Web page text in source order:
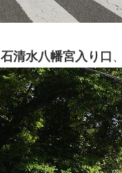
石清水八幡宮入り口 、